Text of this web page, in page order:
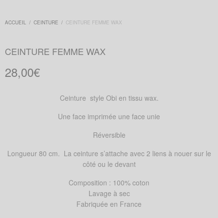
ACCUEIL / CEINTURE / CEINTURE FEMME WAX
CEINTURE FEMME WAX
28,00€
Ceinture style Obi en tissu wax.
Une face imprimée une face unie
Réversible
Longueur 80 cm. La ceinture s’attache avec 2 liens à nouer sur le
côté ou le devant
Composition : 100% coton
Lavage à sec
Fabriquée en France